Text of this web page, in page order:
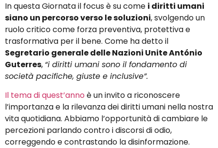
In questa Giornata il focus è su come i diritti umani
siano un percorso verso le soluzioni, svolgendo un
ruolo critico come forza preventiva, protettiva e
trasformativa per il bene. Come ha detto il
Segretario generale delle Nazioni Unite António
Guterres, “i diritti umani sono il fondamento di
società pacifiche, giuste e inclusive”.
Il tema di quest’anno è un invito a riconoscere
l’importanza e la rilevanza dei diritti umani nella nostra
vita quotidiana. Abbiamo l’opportunità di cambiare le
percezioni parlando contro i discorsi di odio,
correggendo e contrastando la disinformazione.